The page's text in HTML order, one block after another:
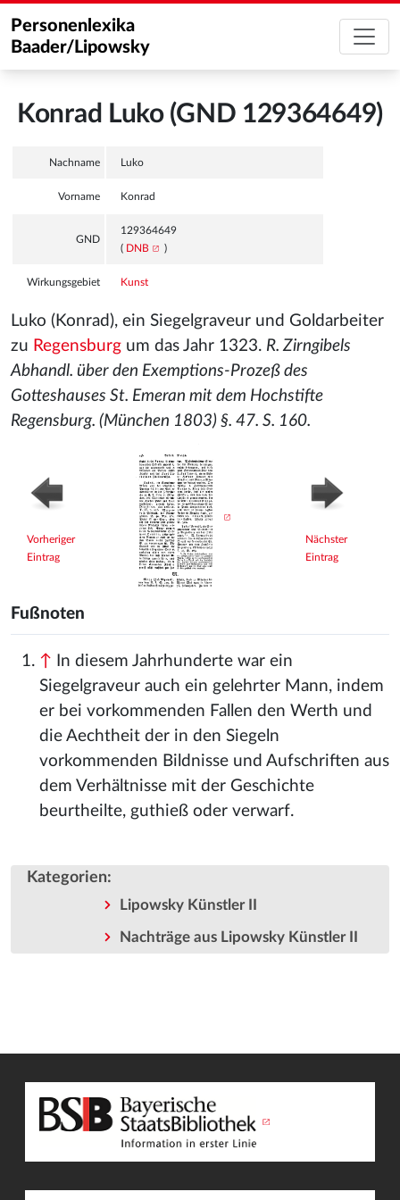
Personenlexika
Baader/Lipowsky
Konrad Luko (GND 129364649)
Nachname Luko
Vorname Konrad
GND
129364649
( DNB )
Wirkungsgebiet Kunst
Luko (Konrad), ein Siegelgraveur und Goldarbeiter
zu Regensburg um das Jahr 1323. R. Zirngibels
Abhandl. über den Exemptions-Prozeß des
Gotteshauses St. Emeran mit dem Hochstifte
Regensburg. (München 1803) §. 47. S. 160.
Vorheriger
Eintrag
Nächster
Eintrag
Fußnoten
↑
In diesem Jahrhunderte war ein
Siegelgraveur auch ein gelehrter Mann, indem
er bei vorkommenden Fallen den Werth und
die Aechtheit der in den Siegeln
vorkommenden Bildnisse und Aufschriften aus
dem Verhältnisse mit der Geschichte
beurtheilte, guthieß oder verwarf.
Kategorien:
Lipowsky Künstler II
Nachträge aus Lipowsky Künstler II